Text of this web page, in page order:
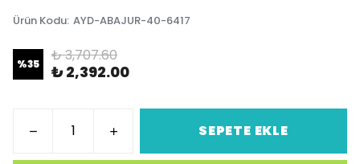
Ürün Kodu: AYD-ABAJUR-40-6417
%35 ₺ 3,707.60
₺ 2,392.00
SEPETE EKLE